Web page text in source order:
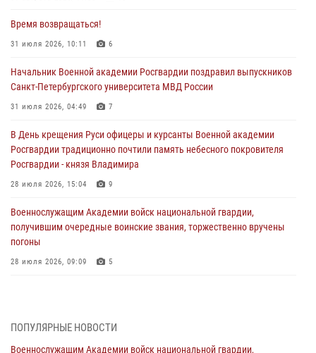
Время возвращаться!
31 июля 2026, 10:11 6
Начальник Военной академии Росгвардии поздравил выпускников
Санкт-Петербургского университета МВД России
31 июля 2026, 04:49 7
В День крещения Руси офицеры и курсанты Военной академии
Росгвардии традиционно почтили память небесного покровителя
Росгвардии - князя Владимира
28 июля 2026, 15:04 9
Военнослужащим Академии войск национальной гвардии,
получившим очередные воинские звания, торжественно вручены
погоны
28 июля 2026, 09:09 5
27 июля 2026, 14:49 7
ПОПУЛЯРНЫЕ НОВОСТИ
Военнослужащим Академии войск национальной гвардии,